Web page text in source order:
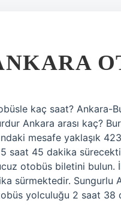
kaç saat?
Ankara arası kaç?
mesafe yaklaşık
saat 45 dakika
otobüs biletini
sürmektedir. Sungurlu
yolculuğu 2 saat 38